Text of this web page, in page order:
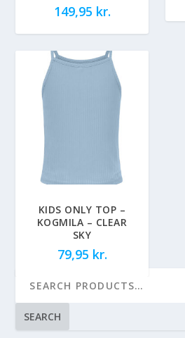
149,95 kr.
KIDS ONLY TOP –
KOGMILA – CLEAR
SKY
79,95 kr.
SEARCH